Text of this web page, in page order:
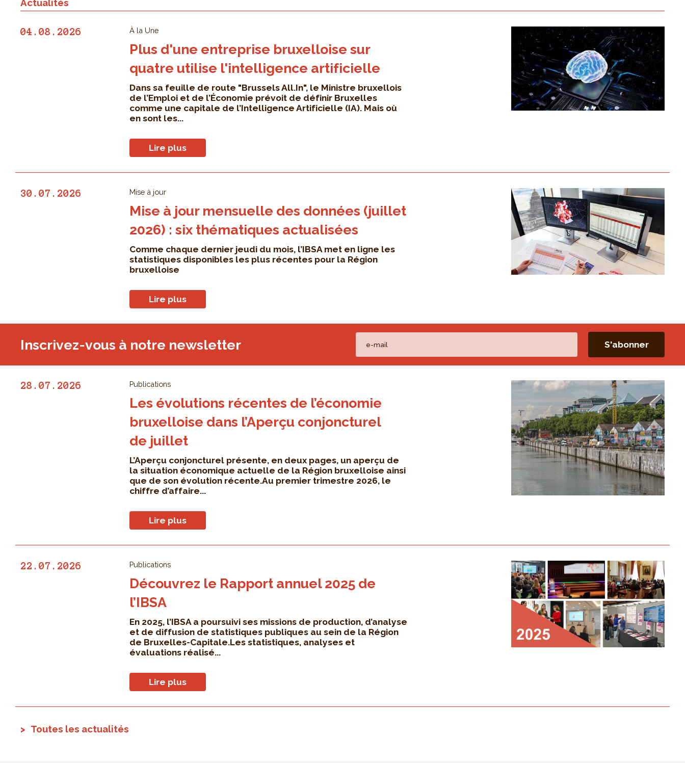
Actualités
Inscrivez-vous à notre newsletter
04.08.2026 À la Une
Plus d'une entreprise bruxelloise sur
quatre utilise l'intelligence artificielle
Dans sa feuille de route "Brussels All.In", le Ministre bruxellois
de l’Emploi et de l’Économie prévoit de définir Bruxelles
comme une capitale de l’Intelligence Artificielle (IA). Mais où
en sont les...
Lire plus
30.07.2026 Mise à jour
Mise à jour mensuelle des données (juillet
2026) : six thématiques actualisées
Comme chaque dernier jeudi du mois, l’IBSA met en ligne les
statistiques disponibles les plus récentes pour la Région
bruxelloise
Lire plus
28.07.2026 Publications
Les évolutions récentes de l’économie
bruxelloise dans l’Aperçu conjoncturel
de juillet
L’Aperçu conjoncturel présente, en deux pages, un aperçu de
la situation économique actuelle de la Région bruxelloise ainsi
que de son évolution récente.Au premier trimestre 2026, le
chiffre d’affaire...
Lire plus
22.07.2026 Publications
Découvrez le Rapport annuel 2025 de
l’IBSA
En 2025, l’IBSA a poursuivi ses missions de production, d’analyse
et de diffusion de statistiques publiques au sein de la Région
de Bruxelles-Capitale.Les statistiques, analyses et
évaluations réalisé...
Lire plus
Toutes les actualités